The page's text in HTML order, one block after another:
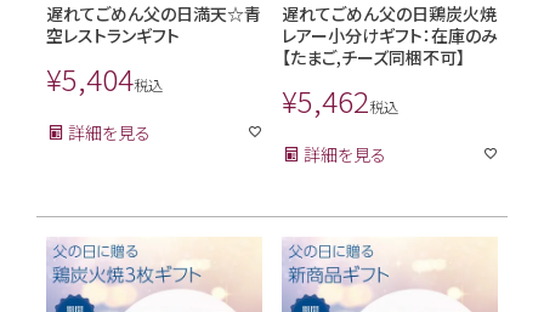
遅れてごめん父の日満天☆青
空レストランギフト
¥5,404税込
詳細を見る
遅れてごめん父の日鶏炭火焼
レアー小分けギフト：在庫のみ
【たまご,チーズ同梱不可】
¥5,462税込
詳細を見る